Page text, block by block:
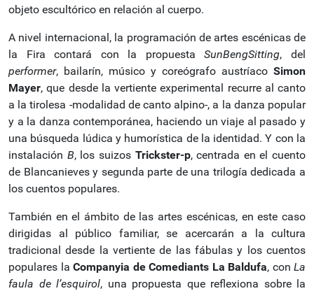
objeto escultórico en relación al cuerpo.
A nivel internacional, la programación de artes escénicas de
la Fira contará con la propuestaSunBengSitting, del
performer, bailarín, músico y coreógrafo austríaco Simon
Mayer, que desde la vertiente experimental recurre al canto
a la tirolesa -modalidad de canto alpino-, a la danza popular
y a la danza contemporánea, haciendo un viaje al pasado y
una búsqueda lúdica y humorística de la identidad. Y con la
instalación B, los suizos Trickster-p, centrada en el cuento
de Blancanieves y segunda parte de una trilogía dedicada a
los cuentos populares.
También en el ámbito de las artes escénicas, en este caso
dirigidas al público familiar, se acercarán a la cultura
tradicional desde la vertiente de las fábulas y los cuentos
populares la Companyia de Comediants La Baldufa, con La
faula de l’esquirol, una propuesta que reflexiona sobre la